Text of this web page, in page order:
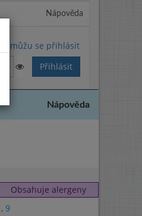
Nápověda
Nemůžu se přihlásit
Nápověda
Obsahuje alergeny
, 9